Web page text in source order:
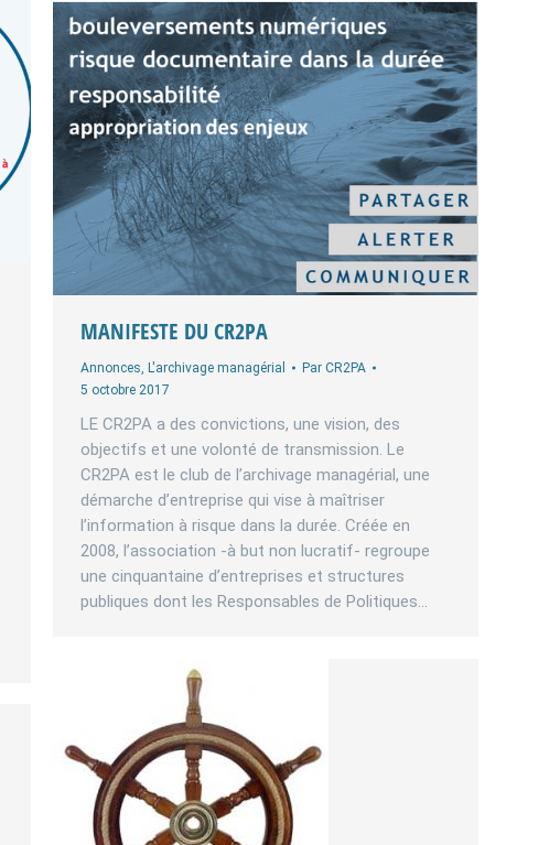
MANIFESTE DU CR2PA
Annonces, L'archivage managérial Par CR2PA
5 octobre 2017
LE CR2PA a des convictions, une vision, des
objectifs et une volonté de transmission. Le
CR2PA est le club de l’archivage managérial, une
démarche d’entreprise qui vise à maîtriser
l’information à risque dans la durée. Créée en
2008, l’association -à but non lucratif- regroupe
une cinquantaine d’entreprises et structures
publiques dont les Responsables de Politiques…